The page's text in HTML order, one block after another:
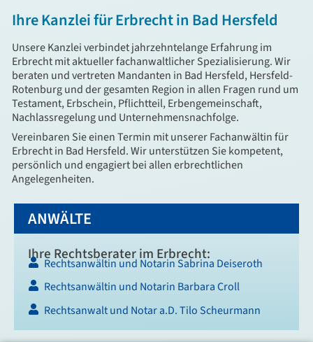
Ihre Kanzlei für Erbrecht in Bad Hersfeld
Unsere Kanzlei verbindet jahrzehntelange Erfahrung im
Erbrecht mit aktueller fachanwaltlicher Spezialisierung. Wir
beraten und vertreten Mandanten in Bad Hersfeld, Hersfeld-
Rotenburg und der gesamten Region in allen Fragen rund um
Testament, Erbschein, Pflichtteil, Erbengemeinschaft,
Nachlassregelung und Unternehmensnachfolge.
Vereinbaren Sie einen Termin mit unserer Fachanwältin für
Erbrecht in Bad Hersfeld. Wir unterstützen Sie kompetent,
persönlich und engagiert bei allen erbrechtlichen
Angelegenheiten.
ANWÄLTE
Ihre Rechtsberater im Erbrecht:
Rechtsanwältin und Notarin Sabrina Deiseroth
Rechtsanwältin und Notarin Barbara Croll
Rechtsanwalt und Notar a.D. Tilo Scheurmann